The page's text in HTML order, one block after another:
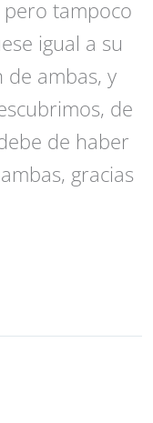
tampoco
igual a su
de ambas, y
de
de haber
gracias